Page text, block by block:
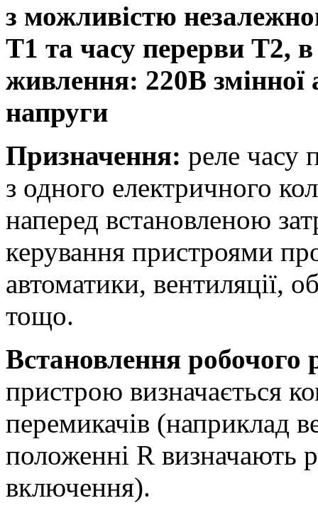
з можливістю
T1 та часу перерви T2,
живлення: 220В змінної
напруги
Призначення: реле часу
з одного електричного
наперед встановленою
керування пристроями
автоматики, вентиляції,
тощо.
Встановлення робочого
пристрою визначається
перемикачів (наприклад
положенні R визначають
включення).